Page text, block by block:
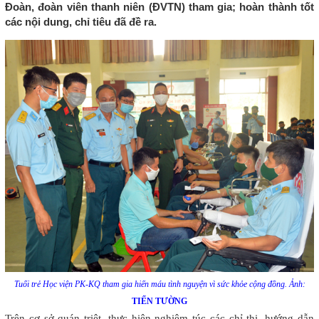
Đoàn, đoàn viên thanh niên (ĐVTN) tham gia; hoàn thành tốt
các nội dung, chỉ tiêu đã đề ra.
Tuổi trẻ Học viện PK-KQ tham gia hiến máu tình nguyện vì sức khỏe cộng đồng. Ảnh:
TIẾN TƯỜNG